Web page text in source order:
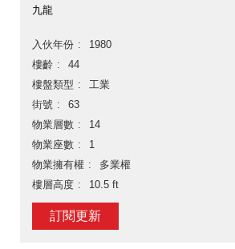
九龍
入伙年份
1980
樓齡
44
樓盤類型
工業
街號
63
物業層數
14
物業座數
1
物業擁有權
多業權
樓層高度
10.5 ft
訂閱更新